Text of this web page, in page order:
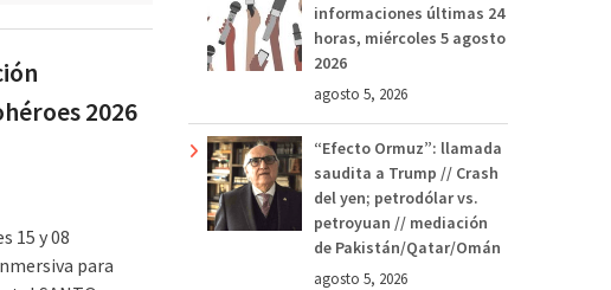
2026
15 y 08
para
informaciones últimas 24
horas, miércoles 5 agosto
2026
agosto 5, 2026
“Efecto Ormuz”: llamada
saudita a Trump // Crash
del yen; petrodólar vs.
petroyuan // mediación
de Pakistán/Qatar/Omán
agosto 5, 2026